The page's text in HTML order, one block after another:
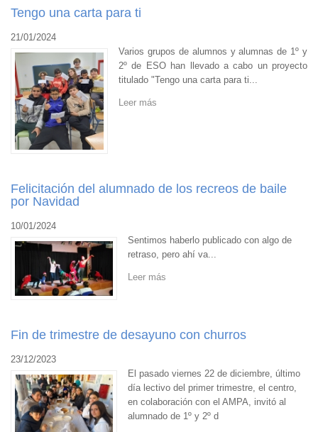
Tengo una carta para ti
21/01/2024
Varios grupos de alumnos y alumnas de 1º y
2º de ESO han llevado a cabo un proyecto
titulado "Tengo una carta para ti...
Leer más
Felicitación del alumnado de los recreos de baile
por Navidad
10/01/2024
Sentimos haberlo publicado con algo de
retraso, pero ahí va...
Leer más
Fin de trimestre de desayuno con churros
23/12/2023
El pasado viernes 22 de diciembre, último
día lectivo del primer trimestre, el centro,
en colaboración con el AMPA, invitó al
alumnado de 1º y 2º d